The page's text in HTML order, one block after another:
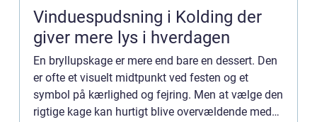
Vinduespudsning i Kolding der
giver mere lys i hverdagen
En bryllupskage er mere end bare en dessert. Den
er ofte et visuelt midtpunkt ved festen og et
symbol på kærlighed og fejring. Men at vælge den
rigtige kage kan hurtigt blive overvældende med